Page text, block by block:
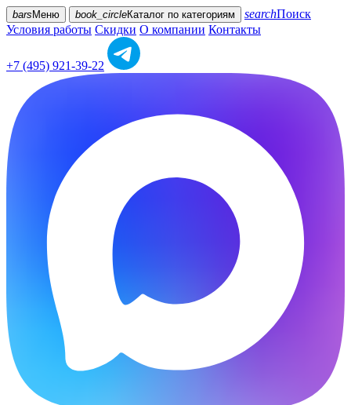
bars Меню book_circleКаталог по категориям searchПоиск
Условия работы Скидки О компании Контакты
+7 (495) 921-39-22